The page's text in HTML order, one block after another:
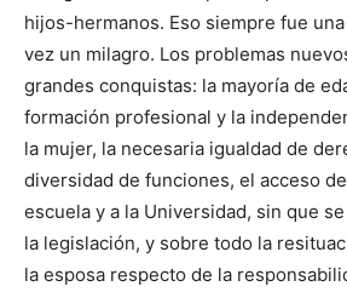
hijos-hermanos. Eso siempre fue
vez un milagro. Los problemas
grandes conquistas: la mayoría de
formación profesional y la
la mujer, la necesaria igualdad de
diversidad de funciones, el acceso
escuela y a la Universidad, sin que
la legislación, y sobre todo la
la esposa respecto de la